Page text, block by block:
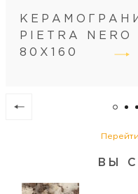
Кол-во шт в коробке
Кол-во м2 (м.п.) в коробке
Вес коробки (кг)
PIETRA NERO
80Х160
ВЫ